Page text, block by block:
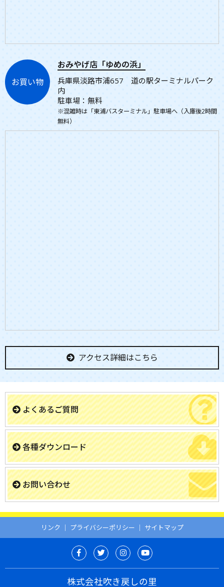
お買い物
おみやげ店「ゆめの浜」
兵庫県淡路市浦657 道の駅ターミナルパーク
内
駐車場：無料
※混雑時は「東浦バスターミナル」駐車場へ（入庫後2時間
無料）
アクセス詳細はこちら
よくあるご質問
各種ダウンロード
お問い合わせ
リンク プライバシーポリシー サイトマップ
株式会社吹き戻しの里